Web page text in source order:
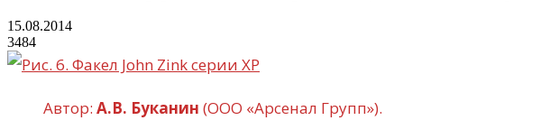
15.08.2014
3484
Автор: А.В. Буканин (ООО «Арсенал Групп»).